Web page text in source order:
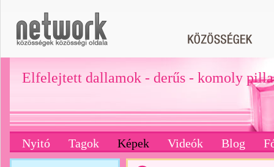
Elfelejtett dallamok - derűs - komoly
Nyitó Tagok Képek Videók Blog